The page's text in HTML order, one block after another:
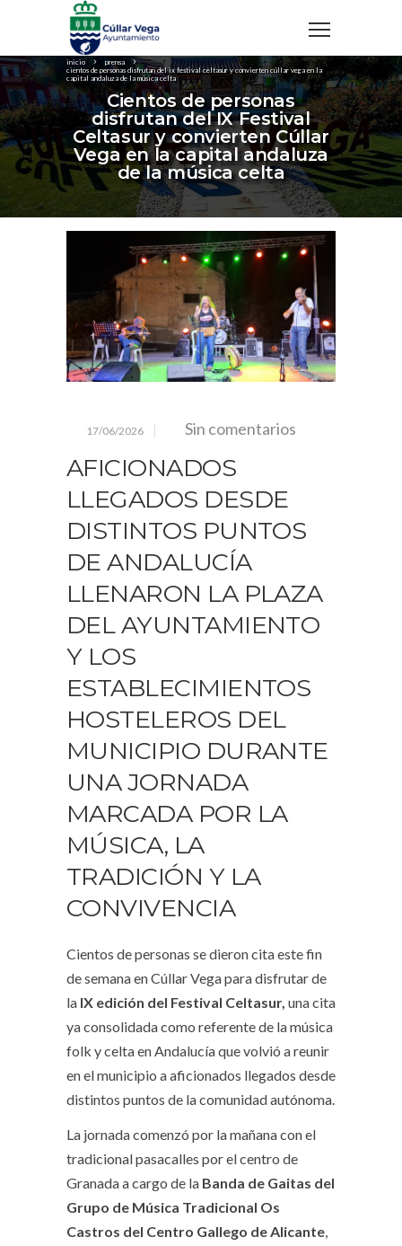
inicio
prensa
cientos de personas disfrutan del ix festival celtasur y convierten cúllar vega en la
capital andaluza de la música celta
Cientos de personas
disfrutan del IX Festival
Celtasur y convierten Cúllar
Vega en la capital andaluza
de la música celta
17/06/2026 Sin comentarios
AFICIONADOS
LLEGADOS DESDE
DISTINTOS PUNTOS
DE ANDALUCÍA
LLENARON LA PLAZA
DEL AYUNTAMIENTO
Y LOS
ESTABLECIMIENTOS
HOSTELEROS DEL
MUNICIPIO DURANTE
UNA JORNADA
MARCADA POR LA
MÚSICA, LA
TRADICIÓN Y LA
CONVIVENCIA
Cientos de personas se dieron cita este fin
de semana en Cúllar Vega para disfrutar de
la IX edición del Festival Celtasur, una cita
ya consolidada como referente de la música
folk y celta en Andalucía que volvió a reunir
en el municipio a aficionados llegados desde
distintos puntos de la comunidad autónoma.
La jornada comenzó por la mañana con el
tradicional pasacalles por el centro de
Granada a cargo de la Banda de Gaitas del
Grupo de Música Tradicional Os
Castros del Centro Gallego de Alicante,